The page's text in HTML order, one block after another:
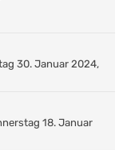
30. Januar 2024,
18. Januar